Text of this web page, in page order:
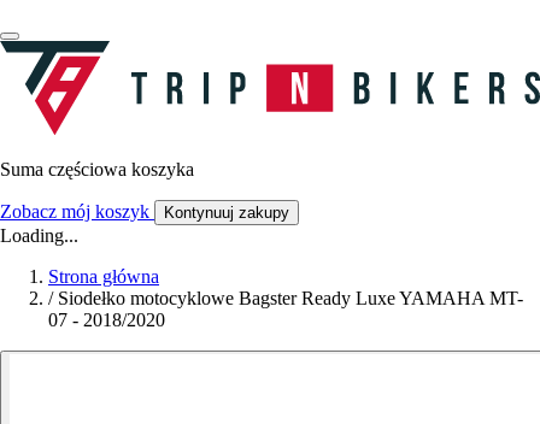
Suma częściowa koszyka
Zobacz mój koszyk Kontynuuj zakupy
Loading...
Strona główna
/ Siodełko motocyklowe Bagster Ready Luxe YAMAHA MT-
07 - 2018/2020